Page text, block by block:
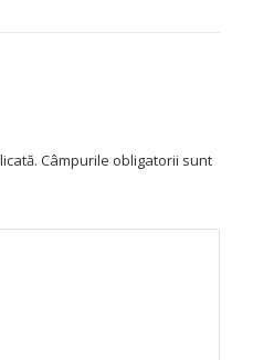
Câmpurile obligatorii sunt